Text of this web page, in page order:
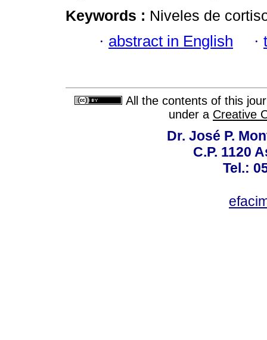
Keywords : Niveles de
· abstract in English ·
All the contents of this
under a Creative
Dr. José P.
C.P. 1120
Tel.: